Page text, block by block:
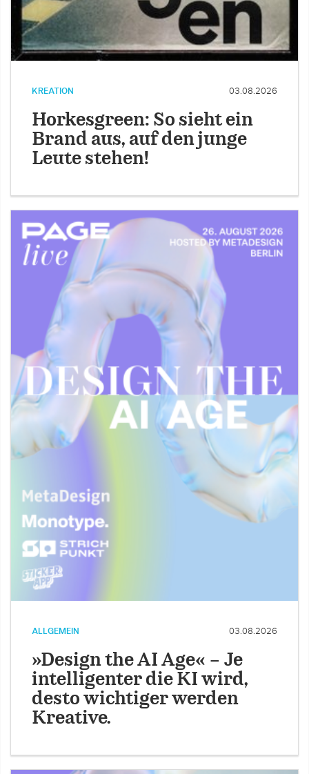
KREATION 03.08.2026
Horkesgreen: So sieht ein
Brand aus, auf den junge
Leute stehen!
ALLGEMEIN 03.08.2026
»Design the AI Age« – Je
intelligenter die KI wird,
desto wichtiger werden
Kreative.